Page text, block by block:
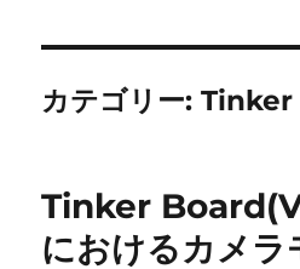
カテゴリー:Tinker
Tinker
におけるカメラ